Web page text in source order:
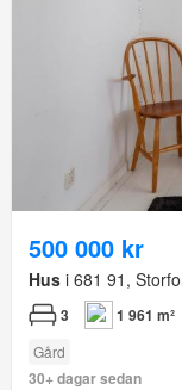
500 000 kr
Hus i 681 91,
3 1 961 m²
Gård
30+ dagar sedan